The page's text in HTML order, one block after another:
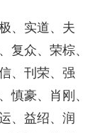
、实道、夫
复众、荣棕、
、刊荣、强
慎豪、肖刚、
、益绍、润